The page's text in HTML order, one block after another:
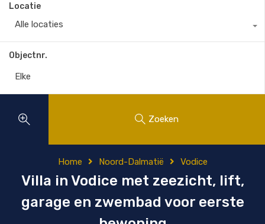
Locatie
Alle locaties
Objectnr.
Zoeken
Home Noord-Dalmatië Vodice
Villa in Vodice met zeezicht, lift,
garage en zwembad voor eerste